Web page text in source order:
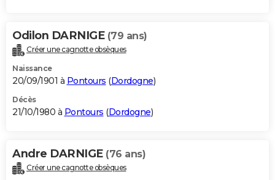
Odilon DARNIGE (79 ans)
Créer une cagnotte obsèques
Naissance
20/09/1901 à Pontours (Dordogne)
Décès
21/10/1980 à Pontours (Dordogne)
Andre DARNIGE (76 ans)
Créer une cagnotte obsèques